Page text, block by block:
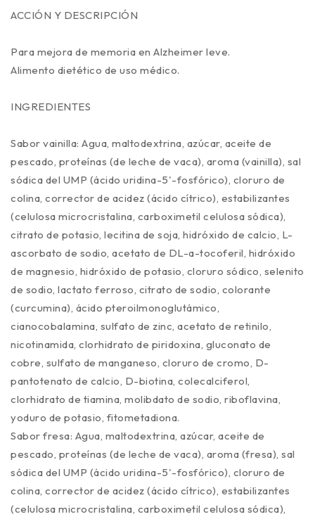
ACCIÓN Y DESCRIPCIÓN
Para mejora de memoria en Alzheimer leve.
Alimento dietético de uso médico.
INGREDIENTES
Sabor vainilla: Agua, maltodextrina, azúcar, aceite de
pescado, proteínas (de leche de vaca), aroma (vainilla), sal
sódica del UMP (ácido uridina-5'-fosfórico), cloruro de
colina, corrector de acidez (ácido cítrico), estabilizantes
(celulosa microcristalina, carboximetil celulosa sódica),
citrato de potasio, lecitina de soja, hidróxido de calcio, L-
ascorbato de sodio, acetato de DL-a-tocoferil, hidróxido
de magnesio, hidróxido de potasio, cloruro sódico, selenito
de sodio, lactato ferroso, citrato de sodio, colorante
(curcumina), ácido pteroilmonoglutámico,
cianocobalamina, sulfato de zinc, acetato de retinilo,
nicotinamida, clorhidrato de piridoxina, gluconato de
cobre, sulfato de manganeso, cloruro de cromo, D-
pantotenato de calcio, D-biotina, colecalciferol,
clorhidrato de tiamina, molibdato de sodio, riboflavina,
yoduro de potasio, fitometadiona.
Sabor fresa: Agua, maltodextrina, azúcar, aceite de
pescado, proteínas (de leche de vaca), aroma (fresa), sal
sódica del UMP (ácido uridina-5'-fosfórico), cloruro de
colina, corrector de acidez (ácido cítrico), estabilizantes
(celulosa microcristalina, carboximetil celulosa sódica),